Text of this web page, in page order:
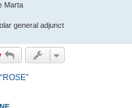
Marta
general adjunct